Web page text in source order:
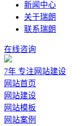
新闻中心
关于瑞朗
联系瑞朗
在线咨询
7年 专注网站建设
网站首页
网站建设
网站模板
网站案例